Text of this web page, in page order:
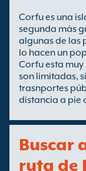
Corfu es una
segunda más
algunas de las
lo hacen un
Corfu esta
son limitadas,
trasnportes
distancia a pie
Buscar
ruta de